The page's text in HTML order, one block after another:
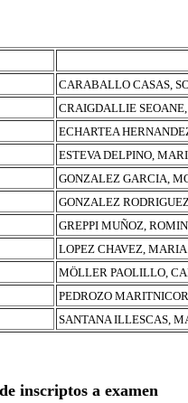
CARABALLO CASAS,
CRAIGDALLIE
ECHARTEA
ESTEVA DELPINO,
GONZALEZ GARCIA,
GONZALEZ
GREPPI MUÑOZ,
LOPEZ CHAVEZ, MARIA
MÖLLER PAOLILLO,
PEDROZO
SANTANA ILLESCAS,
inscriptos a examen